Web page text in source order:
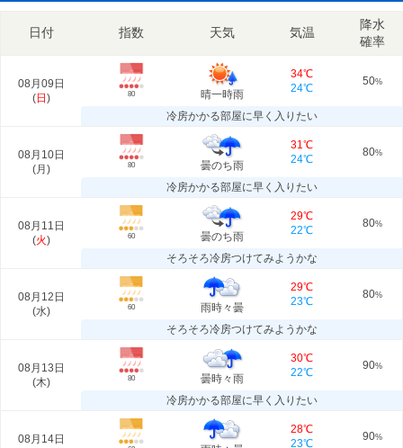
日付 指数 天気 気温
降水
確率
08月09日
(日 ) 80 晴一時雨
34℃
24℃
50%
冷房かかる部屋に早く入りたい
08月10日
(月 ) 80 曇のち雨
31℃
24℃
80%
冷房かかる部屋に早く入りたい
08月11日
(火) 60 曇のち雨
29℃
22℃
80%
そろそろ冷房つけてみようかな
08月12日
(水) 60 雨時々曇
29℃
23℃
80%
そろそろ冷房つけてみようかな
08月13日
(木) 80 曇時々雨
30℃
22℃
90%
冷房かかる部屋に早く入りたい
08月14日
28℃
23℃
90%